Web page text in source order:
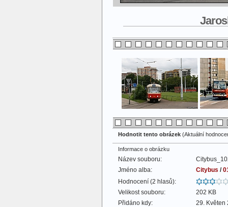
Hodnotit tento obrázek (Aktuální
Informace o obrázku
Název souboru:
Jméno alba:
Citybus /
Hodnocení (2 hlasů):
Velikost souboru:
202 KB
Přidáno kdy:
29. Květen